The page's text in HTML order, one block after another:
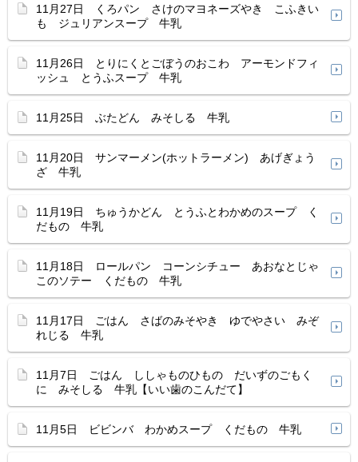
11月27日 くろパン さけのマヨネーズやき こふきい
も ジュリアンスープ 牛乳
11月26日 とりにくとごぼうのおこわ アーモンドフィ
ッシュ とうふスープ 牛乳
11月25日 ぶたどん みそしる 牛乳
11月20日 サンマーメン(ホットラーメン) あげぎょう
ざ 牛乳
11月19日 ちゅうかどん とうふとわかめのスープ く
だもの 牛乳
11月18日 ロールパン コーンシチュー あおなとじゃ
このソテー くだもの 牛乳
11月17日 ごはん さばのみそやき ゆでやさい みぞ
れじる 牛乳
11月7日 ごはん ししゃものひもの だいずのごもく
に みそしる 牛乳【いい歯のこんだて】
11月5日 ビビンバ わかめスープ くだもの 牛乳